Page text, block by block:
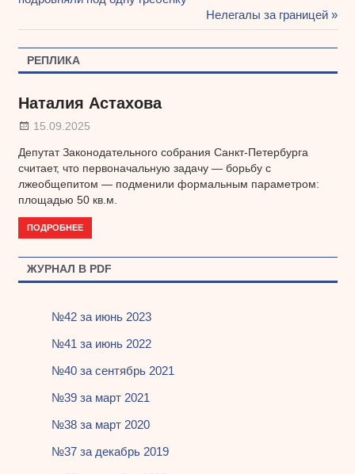
по
записям
Следующая
запись:
Нелегалы за границей
РЕПЛИКА
Наталия Астахова
15.09.2025
Депутат Законодательного собрания Санкт-Петербурга
считает, что первоначальную задачу — борьбу с
лжеобщепитом — подменили формальным параметром:
площадью 50 кв.м.
ПОДРОБНЕЕ
ЖУРНАЛ В PDF
№42 за июнь 2023
№41 за июнь 2022
№40 за сентябрь 2021
№39 за март 2021
№38 за март 2020
№37 за декабрь 2019